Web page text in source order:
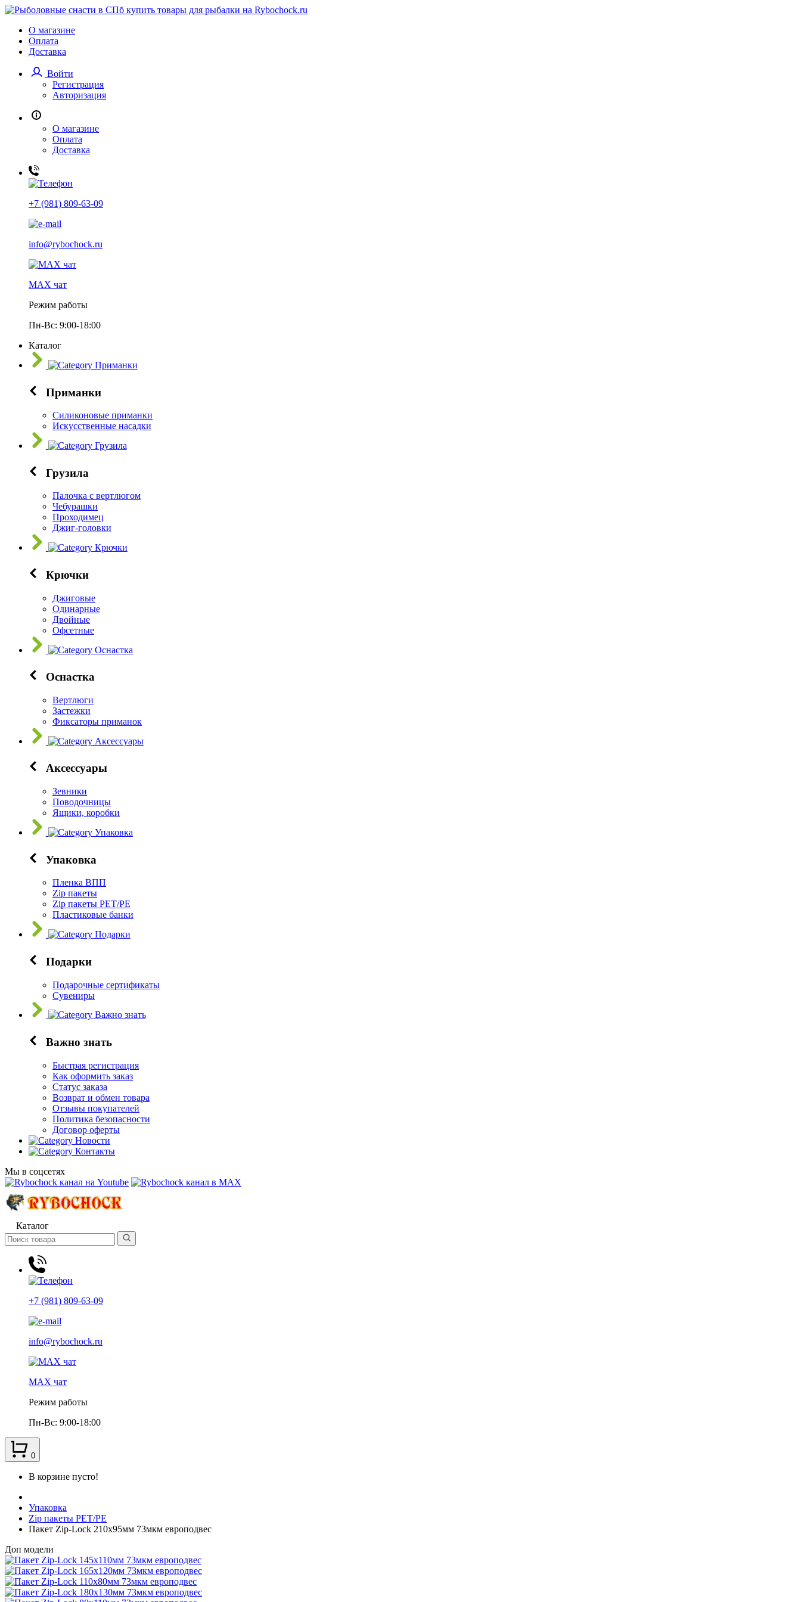
О магазине
Оплата
Доставка
Войти
Регистрация
Авторизация
О магазине
Оплата
Доставка
+7 (981) 809-63-09
info@rybochock.ru
МАХ чат
Режим работы
Пн-Вс: 9:00-18:00
Каталог
Приманки
Приманки
Силиконовые приманки
Искусственные насадки
Грузила
Грузила
Палочка с вертлюгом
Чебурашки
Проходимец
Джиг-головки
Крючки
Крючки
Джиговые
Одинарные
Двойные
Офсетные
Оснастка
Оснастка
Вертлюги
Застежки
Фиксаторы приманок
Аксессуары
Аксессуары
Зевники
Поводочницы
Ящики, коробки
Упаковка
Упаковка
Пленка ВПП
Zip пакеты
Zip пакеты PET/PE
Пластиковые банки
Подарки
Подарки
Подарочные сертификаты
Сувениры
Важно знать
Важно знать
Быстрая регистрация
Как оформить заказ
Статус заказа
Возврат и обмен товара
Отзывы покупателей
Политика безопасности
Договор оферты
Новости
Контакты
Мы в соцсетях
Каталог
+7 (981) 809-63-09
info@rybochock.ru
МАХ чат
Режим работы
Пн-Вс: 9:00-18:00
0
В корзине пусто!
Упаковка
Zip пакеты PET/PE
Пакет Zip-Lock 210х95мм 73мкм европодвес
Доп модели